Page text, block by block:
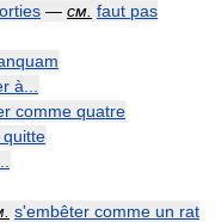
— см. faut pas
à...
comme quatre
s'embêter comme un rat